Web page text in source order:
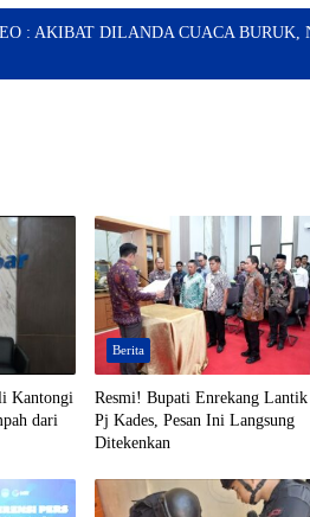
: AKIBAT DILANDA CUACA BURUK,
Kantongi
dari
Berita
Resmi! Bupati Enrekang
Pj Kades, Pesan Ini Langsung
Ditekenkan